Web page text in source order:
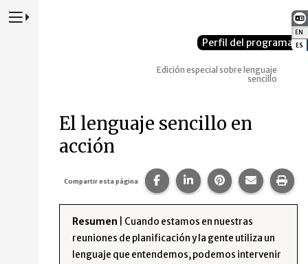
EN
ES
Presione para alternar la navegación principal del sitio web
Perfil del programa
Edición especial sobre lenguaje
sencillo
El lenguaje sencillo en
acción
Compartir esta página Compartir esta página en
Compartir esta
Compartir esta
Resumen | Cuando estamos en nuestras
reuniones de planificación y la gente utiliza un
lenguaje que entendemos, podemos intervenir